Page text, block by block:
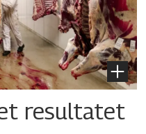
resultatet